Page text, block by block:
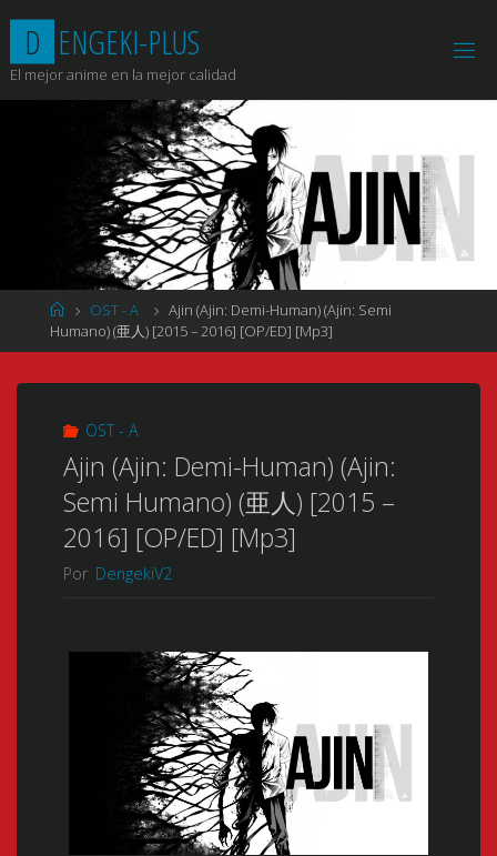
contenido
D ENGEKI-PLUS
El mejor anime en la mejor calidad
Página
de
Inicio
OST - A
Ajin (Ajin: Demi-Human) (Ajin: Semi
Humano) (亜人) [2015 – 2016] [OP/ED] [Mp3]
OST - A
Ajin (Ajin: Demi-Human) (Ajin:
Semi Humano) (亜人) [2015 –
2016] [OP/ED] [Mp3]
Por DengekiV2